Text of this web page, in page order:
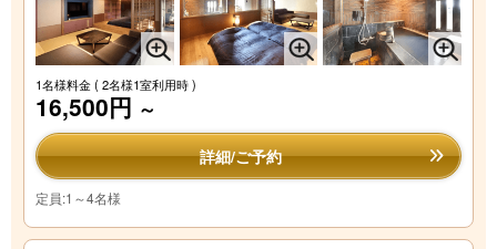
1名様料金( 2名様1室利用時 )
16,500円 ～
詳細/ご予約
定員:1～4名様